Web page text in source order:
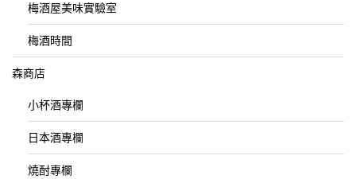
梅酒屋美味實驗室
梅酒時間
森商店
小杯酒專欄
日本酒專欄
燒酎專欄